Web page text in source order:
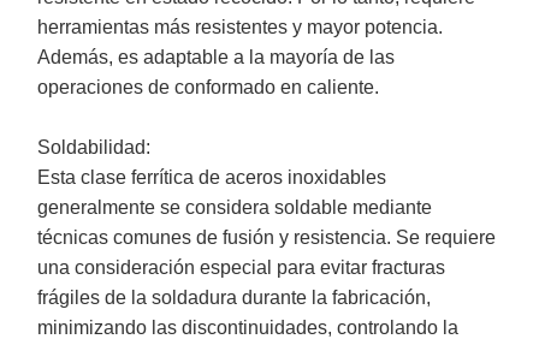
herramientas más resistentes y mayor potencia.
Además, es adaptable a la mayoría de las
operaciones de conformado en caliente.
Soldabilidad:
Esta clase ferrítica de aceros inoxidables
generalmente se considera soldable mediante
técnicas comunes de fusión y resistencia. Se requiere
una consideración especial para evitar fracturas
frágiles de la soldadura durante la fabricación,
minimizando las discontinuidades, controlando la